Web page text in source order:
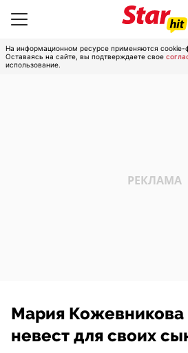
На информационном ресурсе применяются cookie-
Оставаясь на сайте, вы подтверждаете свое
использование.
Мария
невест для своих